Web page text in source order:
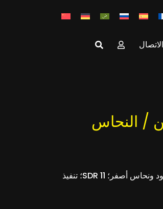
/ النحاس
بعض المميزات: مجموعة وصلات المرور؛ PE100 أسود ونحاس أصفر؛ SDR 11؛ تنفيذ